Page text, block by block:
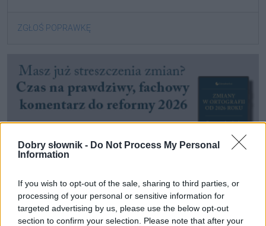
Dobry słownik - Do Not Process My Personal
Information
If you wish to opt-out of the sale, sharing to third parties, or
processing of your personal or sensitive information for
targeted advertising by us, please use the below opt-out
section to confirm your selection. Please note that after your
ZGŁOŚ POPRAWKĘ
Pozostały wątpliwości? Brakuje czegoś w haśle?
Zobacz, co zyskują abonenci Dobrego słownika.